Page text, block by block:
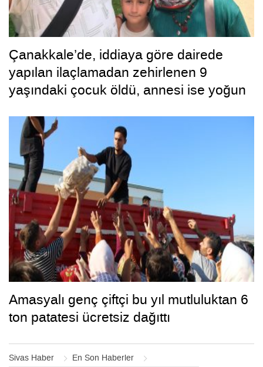
Sivas Haber
En Son Haberler
Çanakkale’de, iddiaya göre dairede
yapılan ilaçlamadan zehirlenen 9
yaşındaki çocuk öldü, annesi ise yoğun
Amasyalı genç çiftçi bu yıl mutluluktan 6
ton patatesi ücretsiz dağıttı